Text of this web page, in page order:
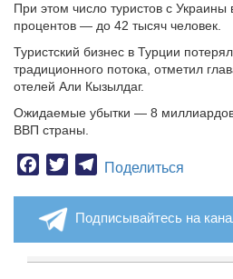
При этом число туристов с
процентов — до 42 тысяч человек.
Туристский бизнес в Турции
традиционного потока, отметил
отелей Али Кызылдаг.
Ожидаемые убытки — 8
ВВП страны.
Facebook
TwitterTelegram
Поделиться
Подписывайтесь на